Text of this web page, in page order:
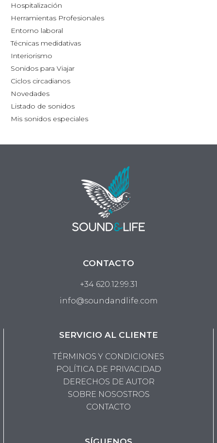
página
Hospitalización
Herramientas Profesionales
Entorno laboral
Técnicas medidativas
Interiorismo
Sonidos para Viajar
Ciclos circadianos
Novedades
Listado de sonidos
Mis sonidos especiales
CONTACTO
+34 620.12.99.31
info@soundandlife.com
SERVICIO AL CLIENTE
TÉRMINOS Y CONDICIONES
POLÍTICA DE PRIVACIDAD
DERECHOS DE AUTOR
SOBRE NOSOSTROS
CONTACTO